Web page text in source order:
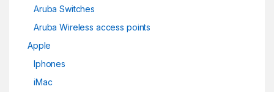
Aruba Switches
Aruba Wireless access points
Apple
Iphones
iMac